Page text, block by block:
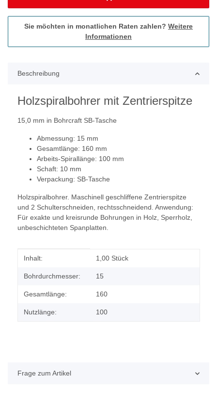
Sie möchten in monatlichen Raten zahlen? Weitere
Informationen
Beschreibung
Holzspiralbohrer mit Zentrierspitze
15,0 mm in Bohrcraft SB-Tasche
Abmessung: 15 mm
Gesamtlänge: 160 mm
Arbeits-Spirallänge: 100 mm
Schaft: 10 mm
Verpackung: SB-Tasche
Holzspiralbohrer. Maschinell geschliffene Zentrierspitze
und 2 Schulterschneiden, rechtsschneidend. Anwendung:
Für exakte und kreisrunde Bohrungen in Holz, Sperrholz,
unbeschichteten Spanplatten.
Produkteigenschaft
Wert
Inhalt: 1,00 Stück
Bohrdurchmesser: 15
Gesamtlänge: 160
Nutzlänge: 100
Frage zum Artikel